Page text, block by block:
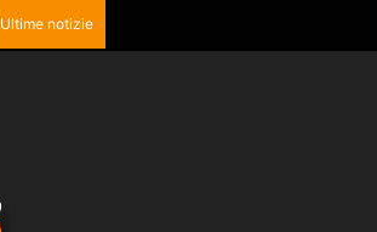
Ultime notizie